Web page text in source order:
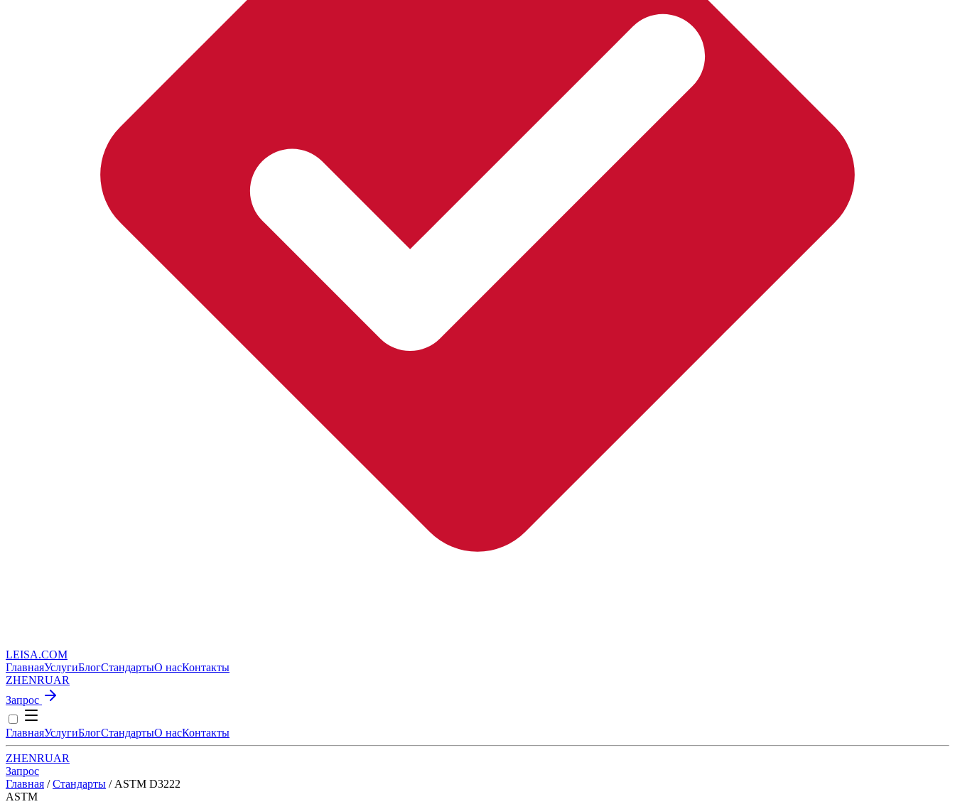
LEISA.COM
ГлавнаяУслугиБлогСтандартыО насКонтакты
ZHENRUAR
Запрос
ГлавнаяУслугиБлогСтандартыО насКонтакты
ZHENRUAR
Запрос
Главная / Стандарты / ASTM D3222
ASTM